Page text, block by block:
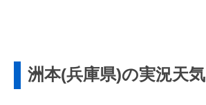
洲本(兵庫県)の実況天気